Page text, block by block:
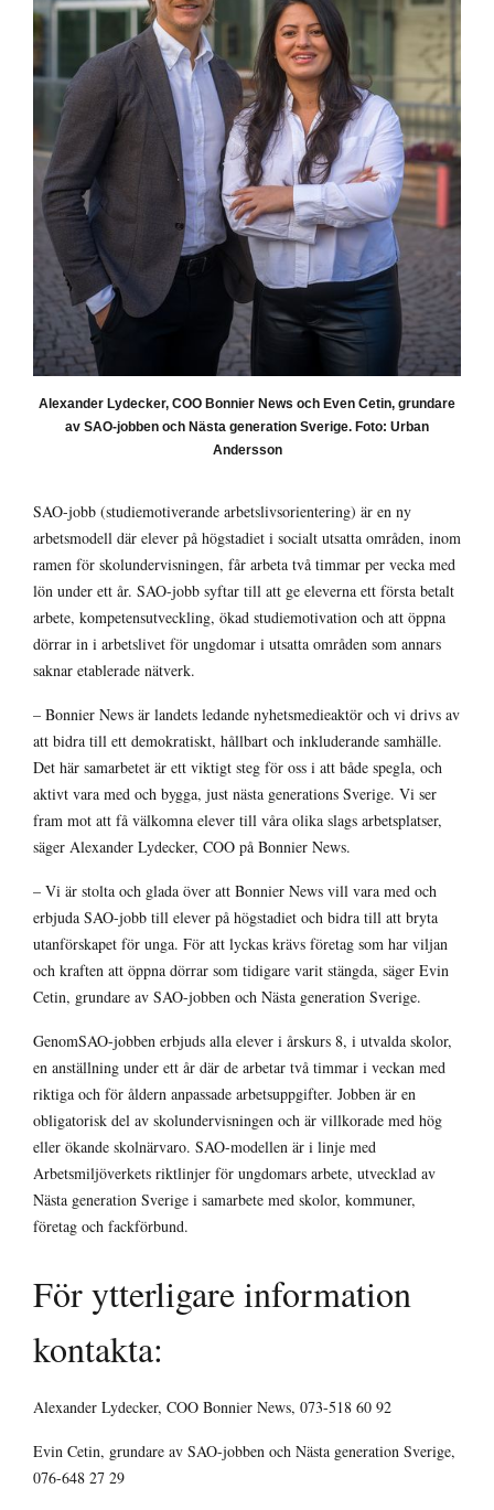
Alexander Lydecker, COO Bonnier News och Even Cetin, grundare
av SAO-jobben och Nästa generation Sverige. Foto: Urban
Andersson
SAO-jobb (studiemotiverande arbetslivsorientering) är en ny
arbetsmodell där elever på högstadiet i socialt utsatta områden, inom
ramen för skolundervisningen, får arbeta två timmar per vecka med
lön under ett år. SAO-jobb syftar till att ge eleverna ett första betalt
arbete, kompetensutveckling, ökad studiemotivation och att öppna
dörrar in i arbetslivet för ungdomar i utsatta områden som annars
saknar etablerade nätverk.
– Bonnier News är landets ledande nyhetsmedieaktör och vi drivs av
att bidra till ett demokratiskt, hållbart och inkluderande samhälle.
Det här samarbetet är ett viktigt steg för oss i att både spegla, och
aktivt vara med och bygga, just nästa generations Sverige. Vi ser
fram mot att få välkomna elever till våra olika slags arbetsplatser,
säger Alexander Lydecker, COO på Bonnier News.
– Vi är stolta och glada över att Bonnier News vill vara med och
erbjuda SAO-jobb till elever på högstadiet och bidra till att bryta
utanförskapet för unga. För att lyckas krävs företag som har viljan
och kraften att öppna dörrar som tidigare varit stängda, säger Evin
Cetin, grundare av SAO-jobben och Nästa generation Sverige.
GenomSAO-jobben erbjuds alla elever i årskurs 8, i utvalda skolor,
en anställning under ett år där de arbetar två timmar i veckan med
riktiga och för åldern anpassade arbetsuppgifter. Jobben är en
obligatorisk del av skolundervisningen och är villkorade med hög
eller ökande skolnärvaro. SAO-modellen är i linje med
Arbetsmiljöverkets riktlinjer för ungdomars arbete, utvecklad av
Nästa generation Sverige i samarbete med skolor, kommuner,
företag och fackförbund.
För ytterligare information
kontakta:
Alexander Lydecker, COO Bonnier News, 073-518 60 92
Evin Cetin, grundare av SAO-jobben och Nästa generation Sverige,
076-648 27 29